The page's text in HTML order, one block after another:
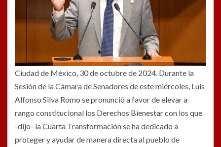
Ciudad de México, 30 de octubre de 2024. Durante la
Sesión de la Cámara de Senadores de este miércoles, Luis
Alfonso Silva Romo se pronunció a favor de elevar a
rango constitucional los Derechos Bienestar con los que
-dijo- la Cuarta Transformación se ha dedicado a
proteger y ayudar de manera directa al pueblo de